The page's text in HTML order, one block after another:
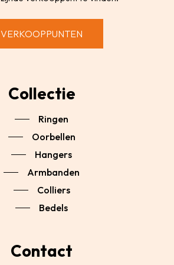
VERKOOPPUNTEN
Collectie
Ringen
Oorbellen
Hangers
Armbanden
Colliers
Bedels
Contact